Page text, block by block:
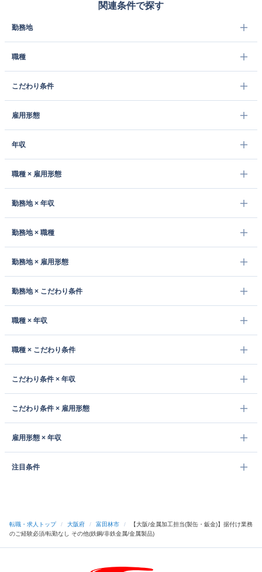
関連条件で探す
勤務地
職種
こだわり条件
雇用形態
年収
職種 × 雇用形態
勤務地 × 年収
勤務地 × 職種
勤務地 × 雇用形態
勤務地 × こだわり条件
職種 × 年収
職種 × こだわり条件
こだわり条件 × 年収
こだわり条件 × 雇用形態
雇用形態 × 年収
注目条件
転職・求人トップ / 大阪府 / 富田林市 /
【大阪/金属加工担当(製缶・鈑金)】据付け業務
のご経験必須/転勤なし その他(鉄鋼/非鉄金属/金属製品)